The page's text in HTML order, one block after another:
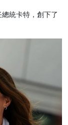
統卡特，創下了